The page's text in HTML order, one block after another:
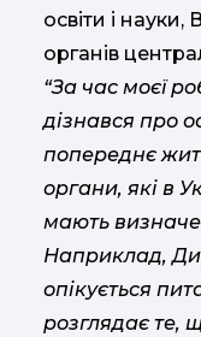
освіти і
органів
“За час моєї
дізнався про
попереднє
органи, які в
мають
Наприклад,
опікується
розглядає те,